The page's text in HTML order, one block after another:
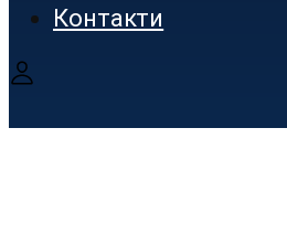
Контакти